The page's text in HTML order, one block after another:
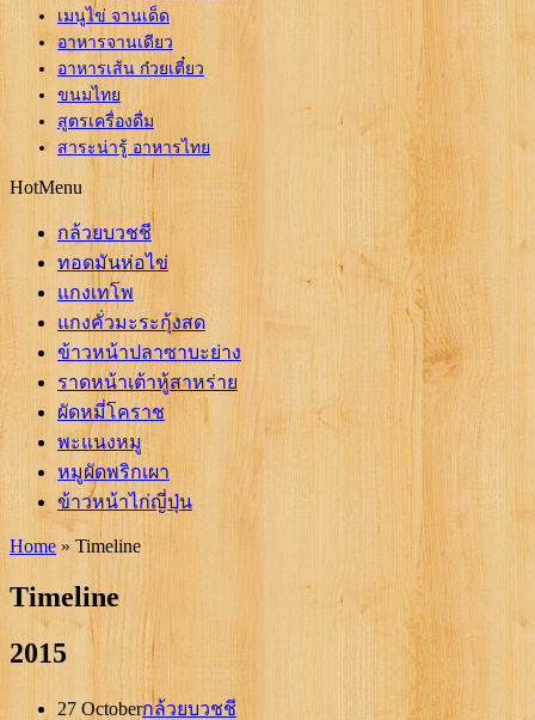
เมนูไข่ จานเด็ด
อาหารจานเดียว
อาหารเส้น ก๋วยเตี๋ยว
ขนมไทย
สูตรเครื่องดื่ม
สาระน่ารู้ อาหารไทย
HotMenu
กล้วยบวชชี
ทอดมันห่อไข่
แกงเทโพ
แกงคั่วมะระกุ้งสด
ข้าวหน้าปลาซาบะย่าง
ราดหน้าเต้าหู้สาหร่าย
ผัดหมี่โคราช
พะแนงหมู
หมูผัดพริกเผา
ข้าวหน้าไก่ญี่ปุ่น
Home » Timeline
Timeline
2015
27 Octoberกล้วยบวชชี